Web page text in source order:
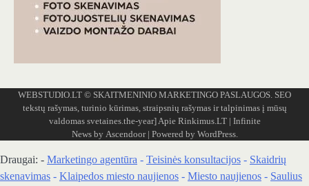
WEBSTUDIO.LT © SKAITMENINIO MARKETINGO PASLAUGOS. SEO
tekstų rašymas, turinio kūrimas, straipsnių rašymas ir talpinimas į mūsų
valdomas svetaines.the-year] Apie Rinkimus.LT| Infinite
News by Ascendoor| Powered by WordPress.
Draugai: - Marketingo agentūra - Teisinės konsultacijos - Skaidrių
skenavimas - Klaipedos miesto naujienos - Miesto naujienos - Saulius